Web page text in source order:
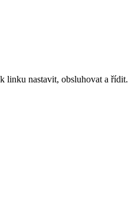
linku nastavit, obsluhovat a řídit.